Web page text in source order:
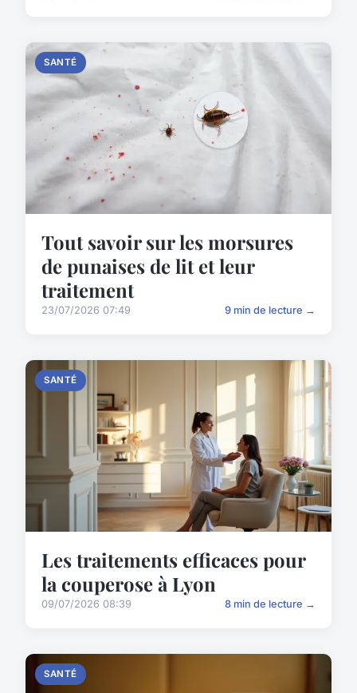
SANTÉ
Tout savoir sur les morsures
de punaises de lit et leur
traitement
23/07/2026 07:49 9 min de lecture →
SANTÉ
Les traitements efficaces pour
la couperose à Lyon
09/07/2026 08:39 8 min de lecture →
SANTÉ